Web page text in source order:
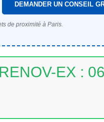
DEMANDER UN CONSEIL
de proximité à Paris.
RENOV-EX :